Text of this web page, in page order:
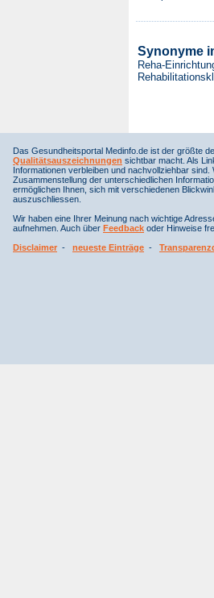
Synonyme
Reha-
Das Gesundheitsportal Medinfo.de ist der größte
Qualitätsauszeichnungen sichtbar macht. Als
Informationen verbleiben und nachvollziehbar
Zusammenstellung der unterschiedlichen
ermöglichen Ihnen, sich mit verschiedenen
auszuschliessen.
Wir haben eine Ihrer Meinung nach wichtige
aufnehmen. Auch über Feedback oder Hinweise
Disclaimer - neueste Einträge -